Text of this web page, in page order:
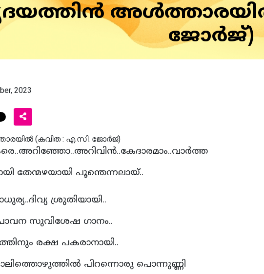
ജോര്‍ജ്)
2023
തേന്മഴയായി പൂന്തെന്നലായ്..
ശ്രുതിയായി..
സുവിശേഷ ഗാനം..
രക്ഷ പകരാനായി..
പിറന്നൊരു പൊന്നുണ്ണി